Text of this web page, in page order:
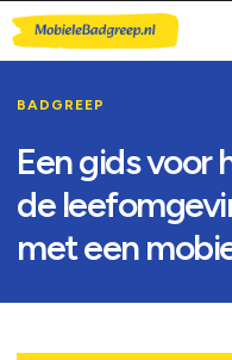
BADGREEP
Een gids voor
de
met een